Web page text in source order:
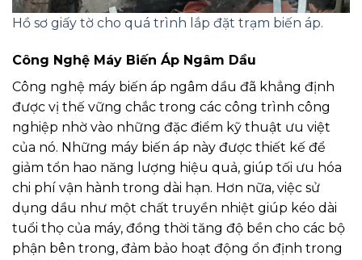
Hồ sơ giấy tờ cho quá trình lắp đặt trạm biến áp.
Công Nghệ Máy Biến Áp Ngâm Dầu
Công nghệ máy biến áp ngâm dầu đã khẳng định
được vị thế vững chắc trong các công trình công
nghiệp nhờ vào những đặc điểm kỹ thuật ưu việt
của nó. Những máy biến áp này được thiết kế để
giảm tổn hao năng lượng hiệu quả, giúp tối ưu hóa
chi phí vận hành trong dài hạn. Hơn nữa, việc sử
dụng dầu như một chất truyền nhiệt giúp kéo dài
tuổi thọ của máy, đồng thời tăng độ bền cho các bộ
phận bên trong, đảm bảo hoạt động ổn định trong